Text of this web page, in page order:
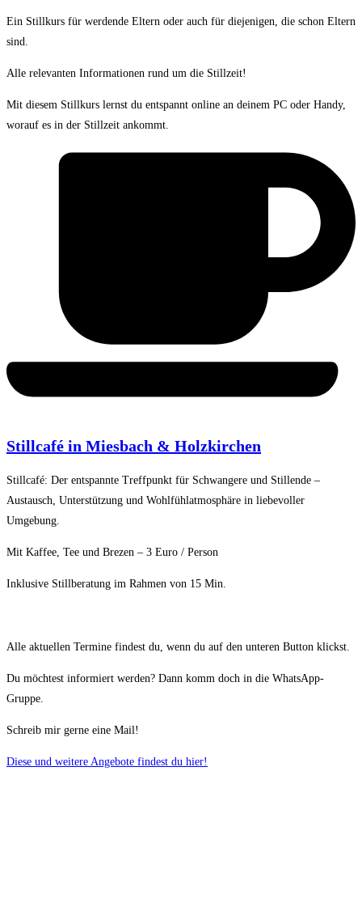
Ein Stillkurs für werdende Eltern oder auch für diejenigen, die schon Eltern
sind.
Alle relevanten Informationen rund um die Stillzeit!
Mit diesem Stillkurs lernst du entspannt online an deinem PC oder Handy,
worauf es in der Stillzeit ankommt.
Stillcafé in Miesbach & Holzkirchen
Stillcafé: Der entspannte Treffpunkt für Schwangere und Stillende –
Austausch, Unterstützung und Wohlfühlatmosphäre in liebevoller
Umgebung.
Mit Kaffee, Tee und Brezen – 3 Euro / Person
Inklusive Stillberatung im Rahmen von 15 Min.
Alle aktuellen Termine findest du, wenn du auf den unteren Button klickst.
Du möchtest informiert werden? Dann komm doch in die WhatsApp-
Gruppe.
Schreib mir gerne eine Mail!
Diese und weitere Angebote findest du hier!